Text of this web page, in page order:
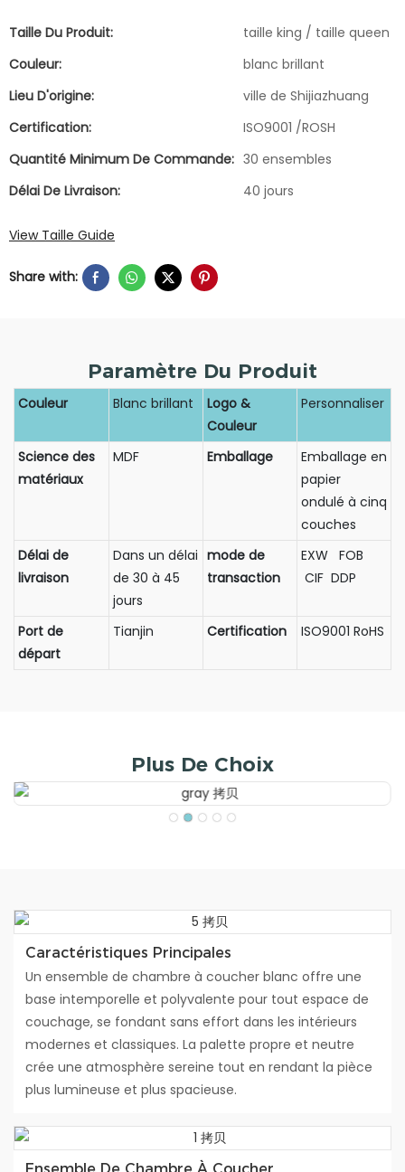
Taille Du Produit:
taille king / taille queen
Couleur:
blanc brillant
Lieu D'origine:
ville de Shijiazhuang
Certification:
ISO9001 /ROSH
Quantité Minimum De Commande: 30 ensembles
Délai De Livraison:
40 jours
View Taille Guide
Share with:
Paramètre Du Produit
Couleur Blanc brillant
Logo &
Couleur
Personnaliser
Science des
matériaux
MDF Emballage
Emballage en
papier
ondulé à cinq
couches
Délai de
livraison
Dans un délai
de 30 à 45
jours
mode de
transaction
EXW FOB
CIF DDP
Port de
départ
Tianjin Certification ISO9001 RoHS
Plus De Choix
Caractéristiques Principales
Un ensemble de chambre à coucher blanc offre une
base intemporelle et polyvalente pour tout espace de
couchage, se fondant sans effort dans les intérieurs
modernes et classiques. La palette propre et neutre
crée une atmosphère sereine tout en rendant la pièce
plus lumineuse et plus spacieuse.